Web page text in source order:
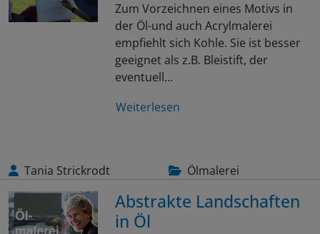
Zum Vorzeichnen eines Motivs in
der Öl-und auch Acrylmalerei
empfiehlt sich Kohle. Sie ist besser
geeignet als z.B. Bleistift, der
eventuell…
Weiterlesen
Tania Strickrodt Ölmalerei
Abstrakte Landschaften
in Öl